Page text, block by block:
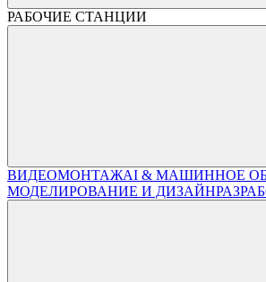
РАБОЧИЕ СТАНЦИИ
ВИДЕОМОНТАЖAI & МАШИННОЕ
МОДЕЛИРОВАНИЕ И ДИЗАЙН